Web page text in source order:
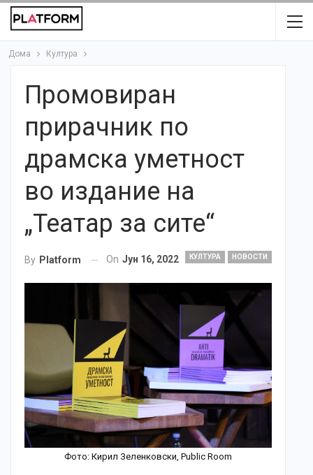
Дома Култура
Промовиран
прирачник по
драмска уметност
во издание на
„Театар за сите“
КУЛТУРА НОВОСТИ
By Platform On Јун 16, 2022
Фото: Кирил Зеленковски, Public Room